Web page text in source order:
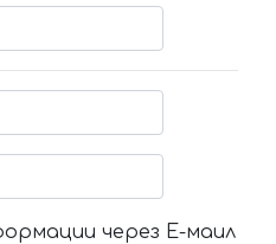
через Е-маил